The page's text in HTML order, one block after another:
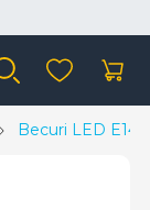
Becuri LED E14